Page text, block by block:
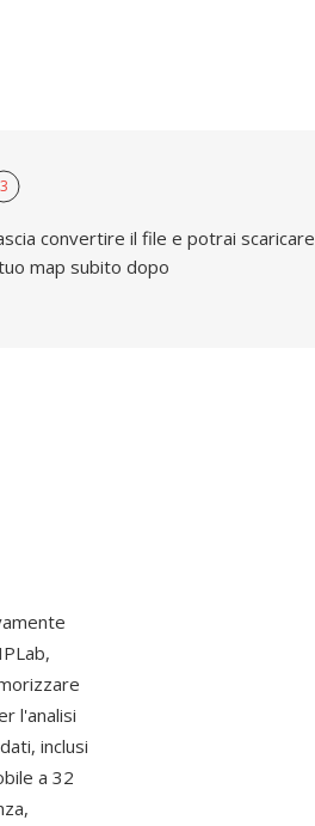
3
convertire il file e potrai scaricare
map subito dopo
l'analisi
inclusi
a 32